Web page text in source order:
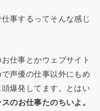
事するってそんな感じ
仕事とかウェブサイト
声優の仕事以外にもめ
爆発してます。とはい
のお仕事たのちいよ。